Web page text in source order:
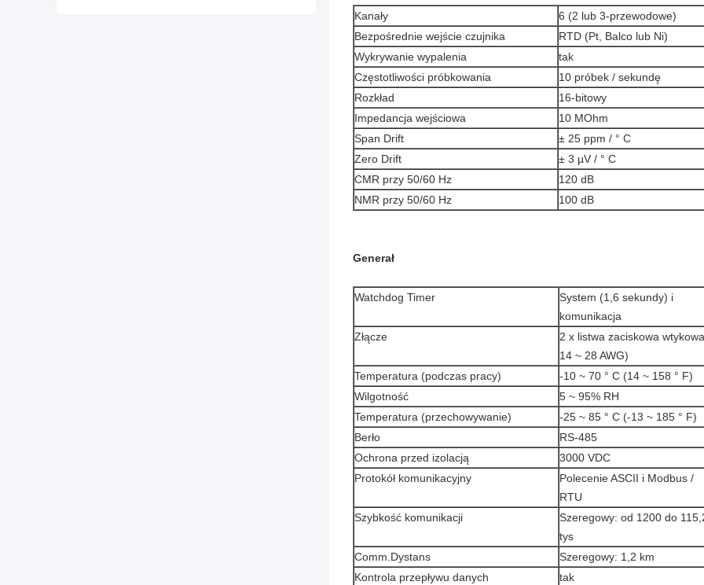
Kanały
6 (2 lub 3-przewodowe)
Bezpośrednie wejście czujnika
RTD (Pt, Balco lub Ni)
Wykrywanie wypalenia
tak
Częstotliwości próbkowania
10 próbek / sekundę
Rozkład
16-bitowy
Impedancja wejściowa
10 MOhm
Span Drift
± 25 ppm / ° C
Zero Drift
± 3 µV / ° C
CMR przy 50/60 Hz
120 dB
NMR przy 50/60 Hz
100 dB
Generał
Watchdog Timer
System (1,6 sekundy) i
komunikacja
Złącze
2 x listwa zaciskowa
14 ~ 28 AWG)
Temperatura (podczas pracy)
-10 ~ 70 ° C (14 ~ 158 ° F)
Wilgotność
5 ~ 95% RH
Temperatura (przechowywanie)
-25 ~ 85 ° C (-13 ~ 185 ° F)
Berło
RS-485
Ochrona przed izolacją
3000 VDC
Protokół komunikacyjny
Polecenie ASCII i Modbus /
RTU
Szybkość komunikacji
Szeregowy: od 1200 do
tys
Comm.Dystans
Szeregowy: 1,2 km
Kontrola przepływu danych
tak